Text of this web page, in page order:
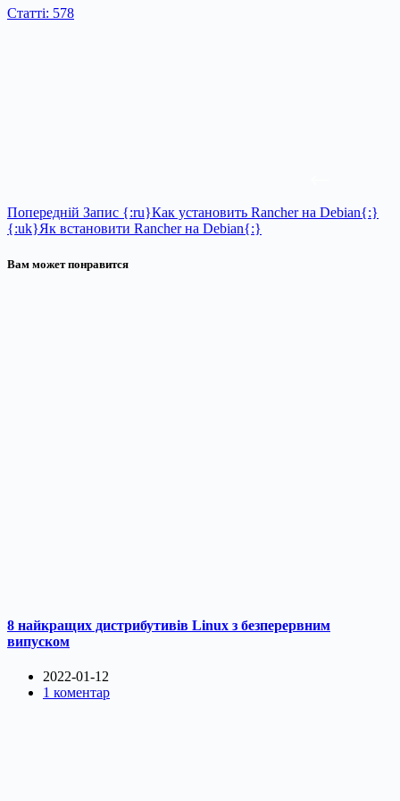
Статті: 578
Попередній Запис {:ru}Как установить Rancher на Debian{:}
{:uk}Як встановити Rancher на Debian{:}
Вам может понравится
8 найкращих дистрибутивів Linux з безперервним
випуском
2022-01-12
1 коментар